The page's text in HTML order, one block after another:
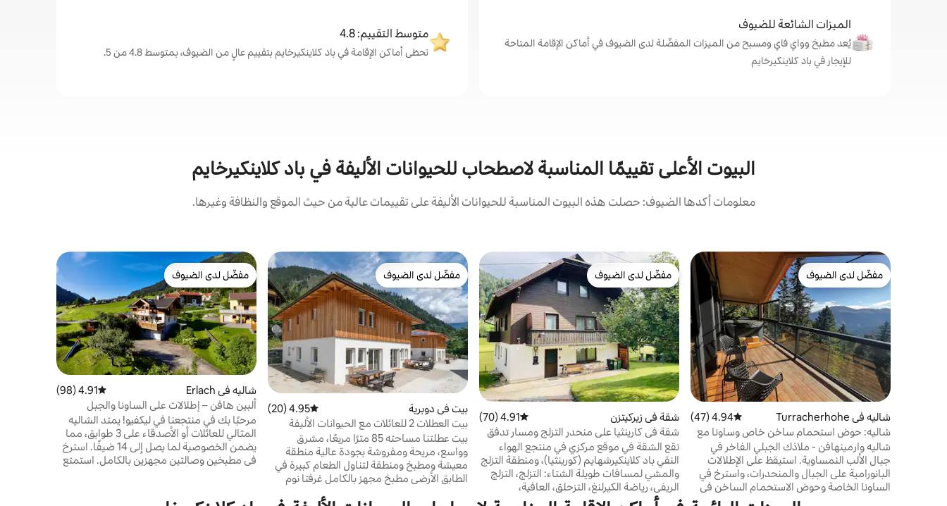
الميزات الشائعة للضيوف
يُعد مطبخ وواي فاي ومسبح من الميزات المفضّلة لدى الضيوف في أماكن الإقامة المتاحة
للإيجار في باد كلاينكيرخايم
متوسط التقييم: 4.8
تحظى أماكن الإقامة في باد كلاينكيرخايم بتقييم عالٍ من الضيوف، بمتوسط 4.8 من 5.
البيوت الأعلى تقييمًا المناسبة لاصطحاب للحيوانات الأليفة في باد كلاينكيرخايم
معلومات أكدها الضيوف: حصلت هذه البيوت المناسبة للحيوانات الأليفة على تقييمات عالية من حيث الموقع والنظافة وغيرها.
مفضّل لدى الضيوف
مفضّل لدى الضيوف
شاليه في Turracherhohe متوسط التقييم 4.94 من 5، 47 مراجعات
4.94 (47)
شاليه: حوض استحمام ساخن خاص وساونا مع
إطلالة على الجبل
شاليه وارمينهافن - ملاذك الجبلي الفاخر في
جبال الألب النمساوية. استيقظ على الإطلالات
البانورامية على الجبال والمنحدرات، واسترخ في
الساونا الخاصة وحوض الاستحمام الساخن في
الهواء الطلق وانطلق إلى المنحدرات في غضون
مفضّل لدى الضيوف
مفضّل لدى الضيوف
شقة في زيركيتزن متوسط التقييم 4.91 من 5، 70 مراجعات
4.91 (70)
شقة في كارينثيا على منحدر التزلج ومسار تدفق
MTB
تقع الشقة في موقع مركزي في منتجع الهواء
النقي باد كلاينكيرشهايم (كورينثيا)، ومنطقة التزلج
والمشي لمسافات طويلة الشتاء: التزلج، التزلج
الريفي، رياضة الكيرلنغ، التزحلق، العافية،
الحمامات الحرارية "من المنحدرات إلى
مفضّل لدى الضيوف
مفضّل لدى الضيوف
بيت في دوبرية متوسط التقييم 4.95 من 5، 20 مراجعات
4.95 (20)
بيت العطلات 2 للعائلات مع الحيوانات الأليفة
عطلة نشطة
بيت عطلتنا مساحته 85 مترًا مربعًا، مشرق
وواسع، مريحة ومفروشة بجودة عالية منطقة
معيشة ومطبخ ومنطقة لتناول الطعام كبيرة في
الطابق الأرضي مطبخ مجهز بالكامل غرفتا نوم
مفضّل لدى الضيوف
مفضّل لدى الضيوف
شاليه في Erlach متوسط التقييم 4.91 من 5، 98 مراجعات
4.91 (98)
ألبين هافن – إطلالات على الساونا والجبل
للمجموعات
مرحبًا بك في منتجعنا في ليكفيو! يمتد الشاليه
المثالي للعائلات أو الأصدقاء على 3 طوابق، مما
يضمن الخصوصية لما يصل إلى 14 ضيفًا. استرخ
في مطبخين وصالتين مجهزين بالكامل. استمتع